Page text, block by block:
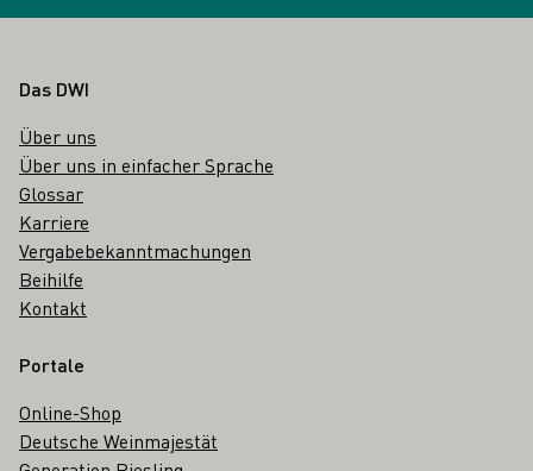
Fußbereich
Das DWI
Über uns
Über uns in einfacher Sprache
Glossar
Karriere
Vergabebekanntmachungen
Beihilfe
Kontakt
Portale
Online-Shop
Deutsche Weinmajestät